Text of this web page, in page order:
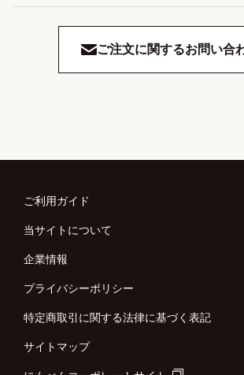
ご注文に関するお問い合
ご利用ガイド
当サイトについて
企業情報
プライバシーポリシー
特定商取引に関する法律に基づく表記
サイトマップ